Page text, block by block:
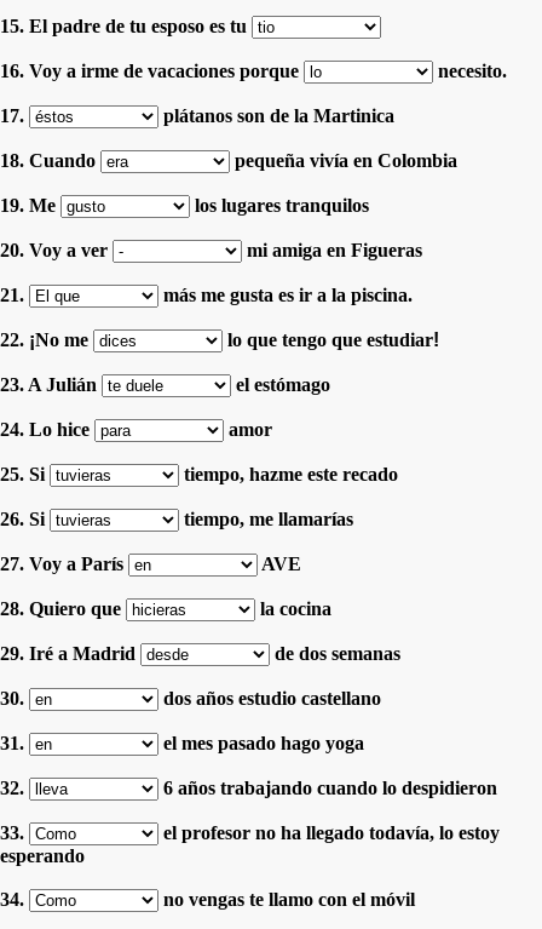
15. El padre de tu esposo es tu
16. Voy a irme de vacaciones porque necesito.
17. plátanos son de la Martinica
18. Cuando pequeña vivía en Colombia
19. Me los lugares tranquilos
20. Voy a ver mi amiga en Figueras
21. más me gusta es ir a la piscina.
22. ¡No me lo que tengo que estudiar!
23. A Julián el estómago
24. Lo hice amor
25. Si tiempo, hazme este recado
26. Si tiempo, me llamarías
27. Voy a París AVE
28. Quiero que la cocina
29. Iré a Madrid de dos semanas
30. dos años estudio castellano
31. el mes pasado hago yoga
32. 6 años trabajando cuando lo despidieron
33.
el profesor no ha llegado todavía, lo estoy
esperando
34. no vengas te llamo con el móvil